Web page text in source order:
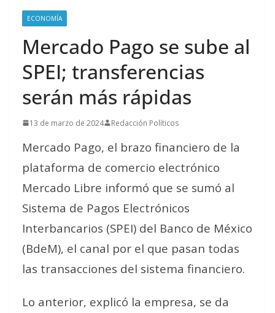
ECONOMÍA
Mercado Pago se sube al
SPEI; transferencias
serán más rápidas
13 de marzo de 2024 Redacción Políticos
Mercado Pago, el brazo financiero de la
plataforma de comercio electrónico
Mercado Libre informó que se sumó al
Sistema de Pagos Electrónicos
Interbancarios (SPEI) del Banco de México
(BdeM), el canal por el que pasan todas
las transacciones del sistema financiero.
Lo anterior, explicó la empresa, se da